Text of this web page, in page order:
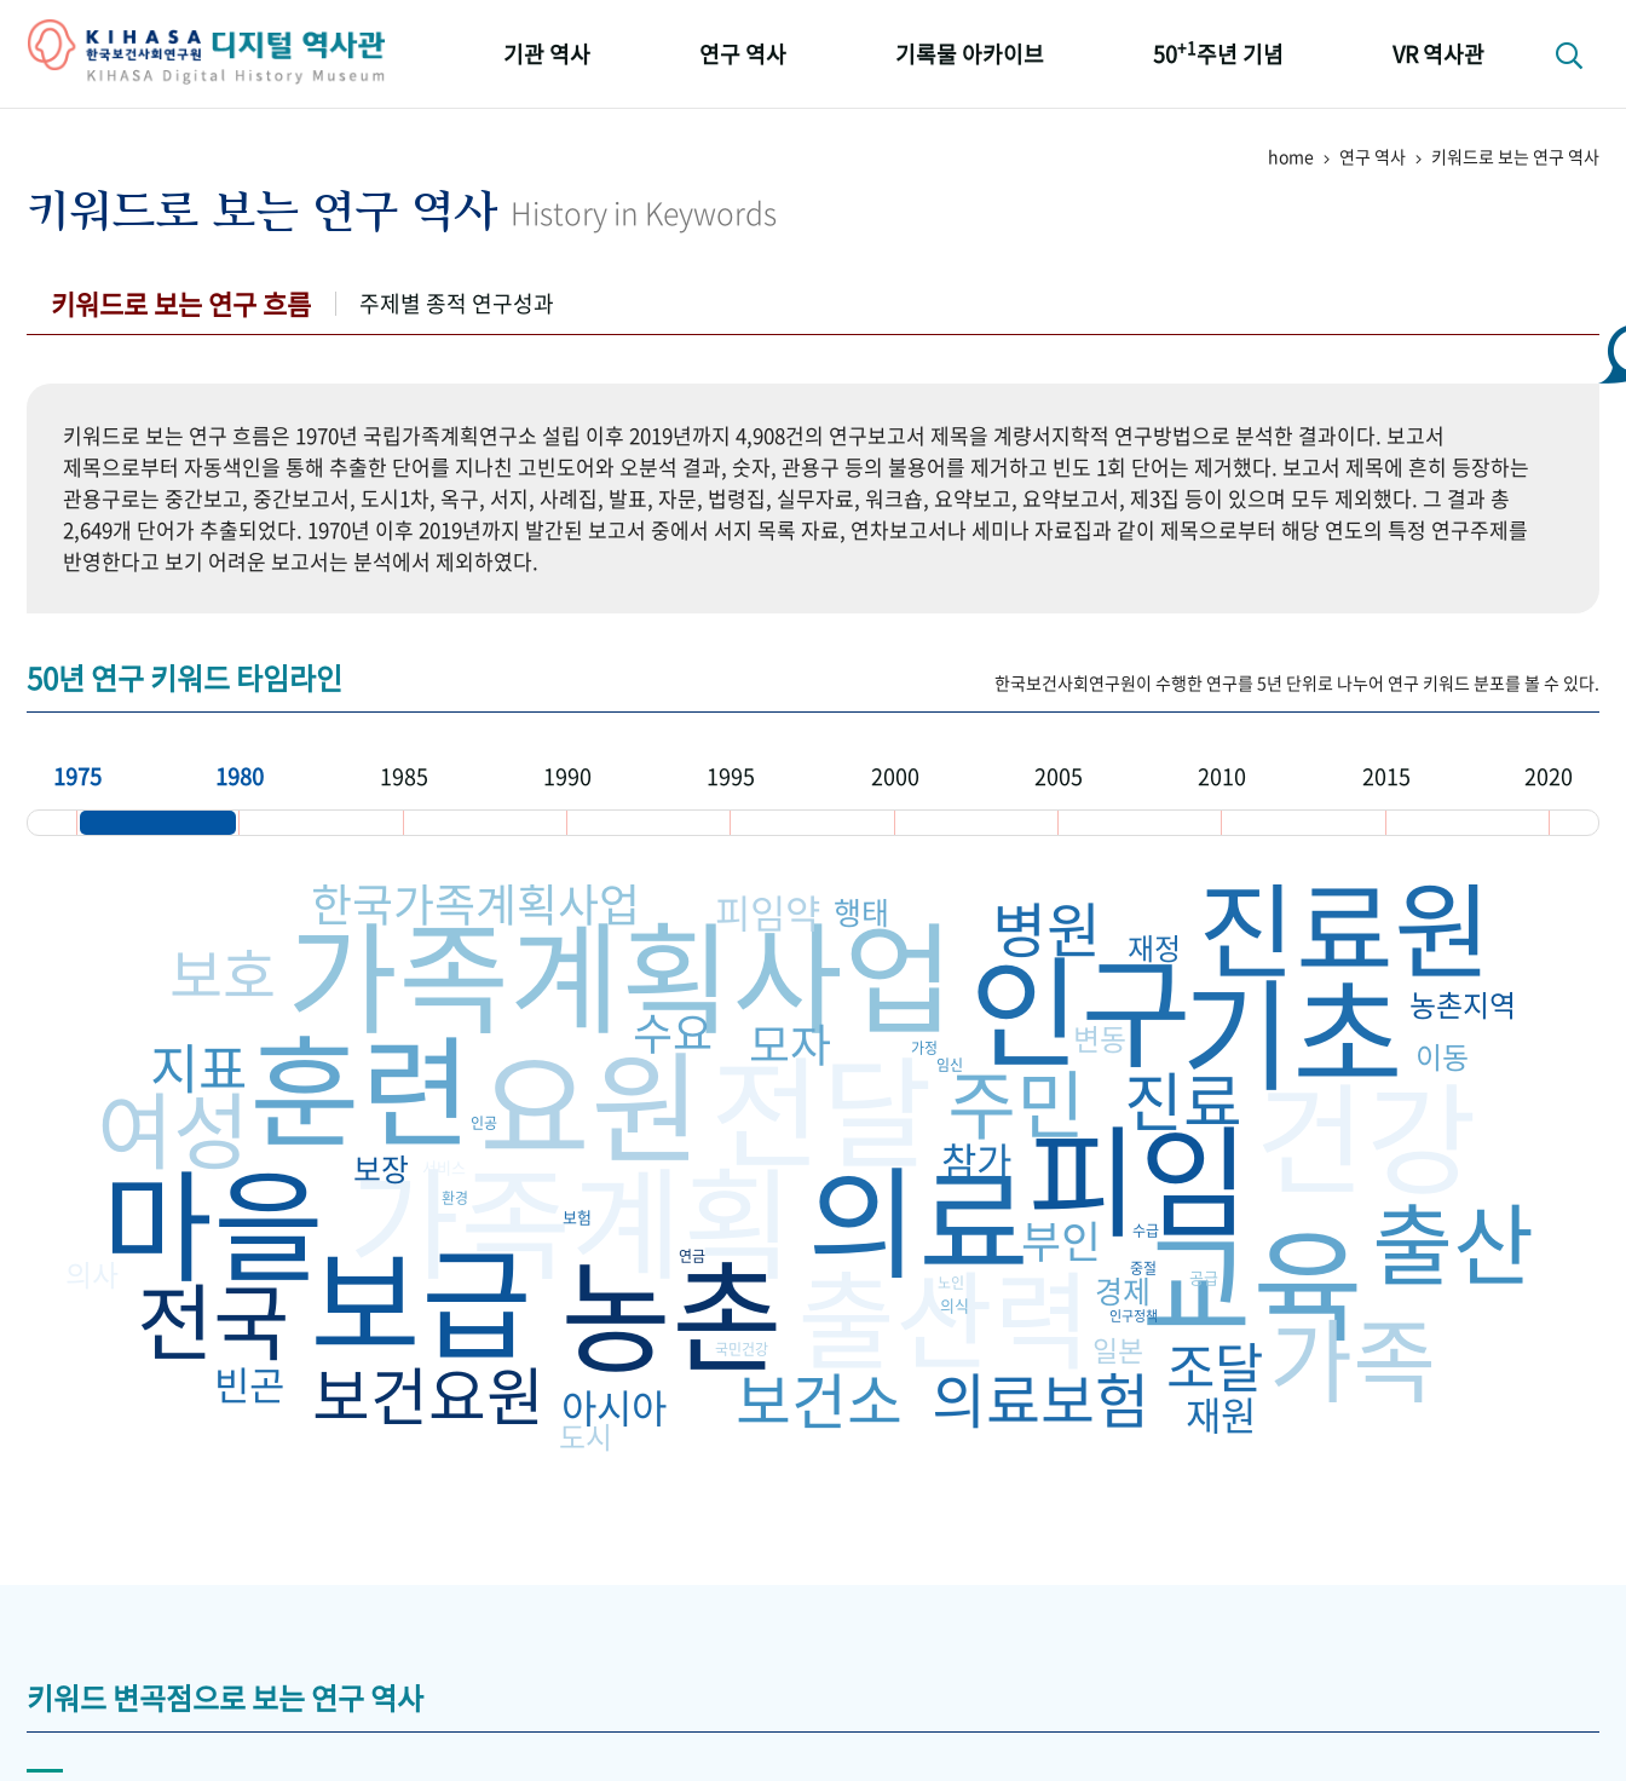
기관 역사
연구원 사람들
연구 역사
키워드로 보는 연구 역사
기록물 아카이브 50+1주년 기념 VR 역사관
home 연구 역사 키워드로 보는 연구 역사
키워드로 보는 연구 역사 History in Keywords
키워드로 보는 연구 흐름 주제별 종적 연구성과
키워드로 보는 연구 흐름은 1970년 국립가족계획연구소 설립 이후 2019년까지 4,908건의 연구보고서 제목을 계량서지학적 연구방법으로 분석한 결과이다. 보고서
제목으로부터 자동색인을 통해 추출한 단어를 지나친 고빈도어와 오분석 결과, 숫자, 관용구 등의 불용어를 제거하고 빈도 1회 단어는 제거했다. 보고서 제목에 흔히 등장하는
관용구로는 중간보고, 중간보고서, 도시1차, 옥구, 서지, 사례집, 발표, 자문, 법령집, 실무자료, 워크숍, 요약보고, 요약보고서, 제3집 등이 있으며 모두 제외했다. 그 결과 총
2,649개 단어가 추출되었다. 1970년 이후 2019년까지 발간된 보고서 중에서 서지 목록 자료, 연차보고서나 세미나 자료집과 같이 제목으로부터 해당 연도의 특정 연구주제를
반영한다고 보기 어려운 보고서는 분석에서 제외하였다.
50년 연구 키워드 타임라인 한국보건사회연구원이 수행한 연구를 5년 단위로 나누어 연구 키워드 분포를 볼 수 있다.
1975 1980 1985 1990 1995 2000 2005 2010 2015 2020
인구
의료
기초
전달
가족계획
가족계획사업
피임
보급
건강
교육
요원
훈련
마을
농촌 출산력
진료원
가족
출산
전국
여성 주민 진료
보건요원 보건소
병원
의료보험
보호
지표
조달
한국가족계획사업
모자
수요
부인
아시아
참가
빈곤
피임약
재원
보장
경제
행태
변동 이동
재정
도시
농촌지역
일본
공급
보험
의식
가정
연금
노인
국민건강
수급
환경
임신
인공
중절
인구정책
키워드 변곡점으로 보는 연구 역사